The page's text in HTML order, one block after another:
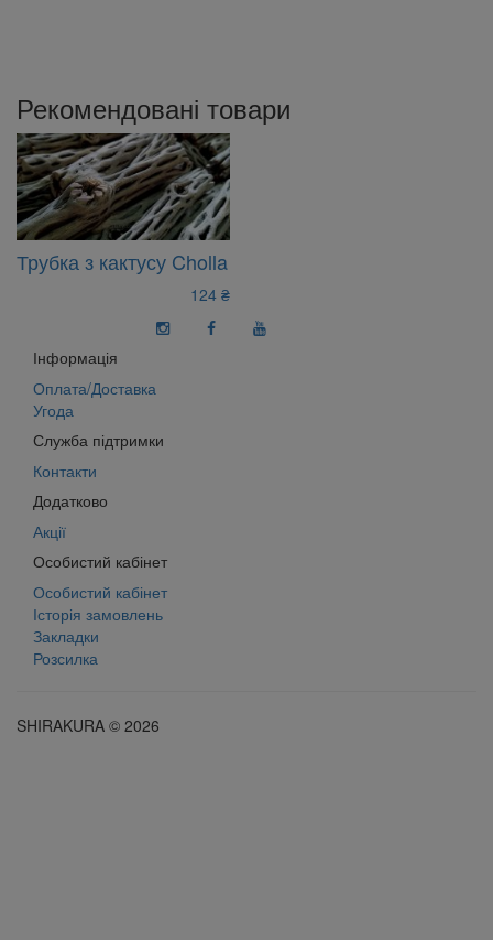
Рекомендовані товари
Трубка з кактусу Cholla
124 ₴
Інформація
Оплата/Доставка
Угода
Служба підтримки
Контакти
Додатково
Акції
Особистий кабінет
Особистий кабінет
Історія замовлень
Закладки
Розсилка
SHIRAKURA © 2026